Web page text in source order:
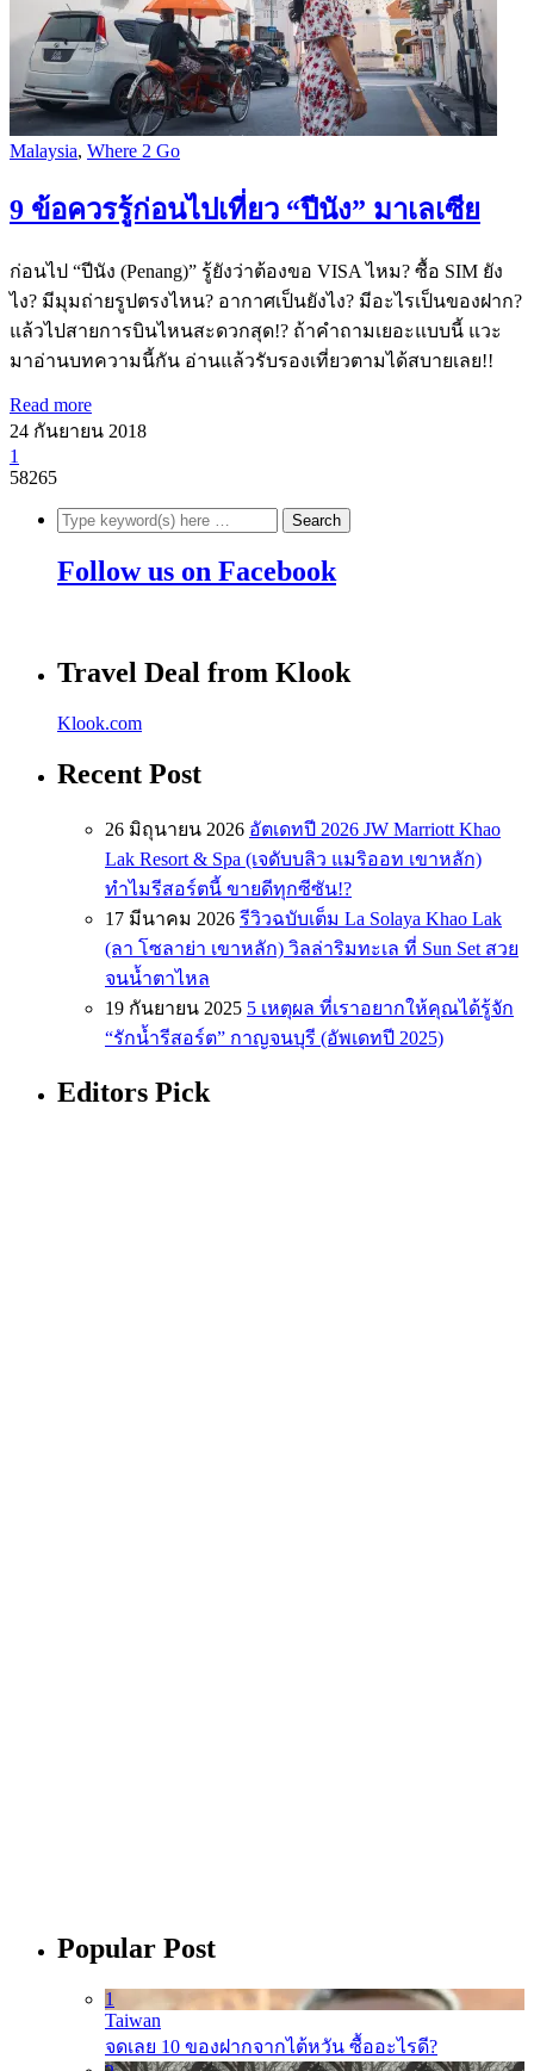
Malaysia, Where 2 Go
9 ข้อควรรู้ก่อนไปเที่ยว “ปีนัง” มาเลเซีย
ก่อนไป “ปีนัง (Penang)” รู้ยังว่าต้องขอ VISA ไหม? ซื้อ SIM ยัง
ไง? มีมุมถ่ายรูปตรงไหน? อากาศเป็นยังไง? มีอะไรเป็นของฝาก?
แล้วไปสายการบินไหนสะดวกสุด!? ถ้าคำถามเยอะแบบนี้ แวะ
มาอ่านบทความนี้กัน อ่านแล้วรับรองเที่ยวตามได้สบายเลย!!
Read more
24 กันยายน 2018
1
58265
Follow us on Facebook
Travel Deal from Klook
Klook.com
Recent Post
26 มิถุนายน 2026 อัตเดทปี 2026 JW Marriott Khao
Lak Resort & Spa (เจดับบลิว แมริออท เขาหลัก)
ทำไมรีสอร์ตนี้ ขายดีทุกซีซัน!?
17 มีนาคม 2026 รีวิวฉบับเต็ม La Solaya Khao Lak
(ลา โซลาย่า เขาหลัก) วิลล่าริมทะเล ที่ Sun Set สวย
จนน้ำตาไหล
19 กันยายน 2025 5 เหตุผล ที่เราอยากให้คุณได้รู้จัก
“รักน้ำรีสอร์ต” กาญจนบุรี (อัพเดทปี 2025)
Editors Pick
Popular Post
1
Taiwan
จดเลย 10 ของฝากจากไต้หวัน ซื้ออะไรดี?